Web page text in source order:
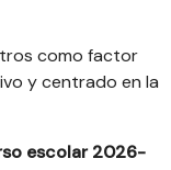
como factor
y centrado en la
escolar 2026-